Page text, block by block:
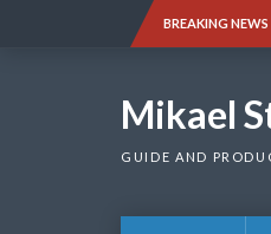
BREAKING NEWS
Mikael
GUIDE AND